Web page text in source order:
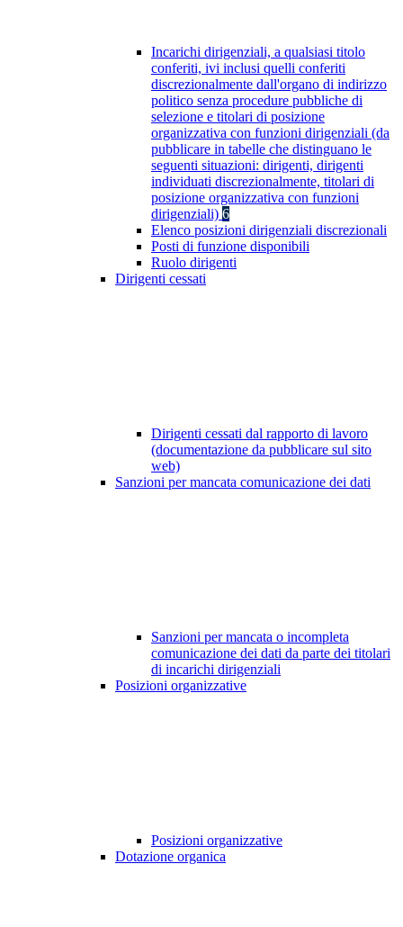
Incarichi dirigenziali, a qualsiasi titolo
conferiti, ivi inclusi quelli conferiti
discrezionalmente dall'organo di indirizzo
politico senza procedure pubbliche di
selezione e titolari di posizione
organizzativa con funzioni dirigenziali (da
pubblicare in tabelle che distinguano le
seguenti situazioni: dirigenti, dirigenti
individuati discrezionalmente, titolari di
posizione organizzativa con funzioni
dirigenziali) 6
Elenco posizioni dirigenziali discrezionali
Posti di funzione disponibili
Ruolo dirigenti
Dirigenti cessati
Dirigenti cessati dal rapporto di lavoro
(documentazione da pubblicare sul sito
web)
Sanzioni per mancata comunicazione dei dati
Sanzioni per mancata o incompleta
comunicazione dei dati da parte dei titolari
di incarichi dirigenziali
Posizioni organizzative
Posizioni organizzative
Dotazione organica